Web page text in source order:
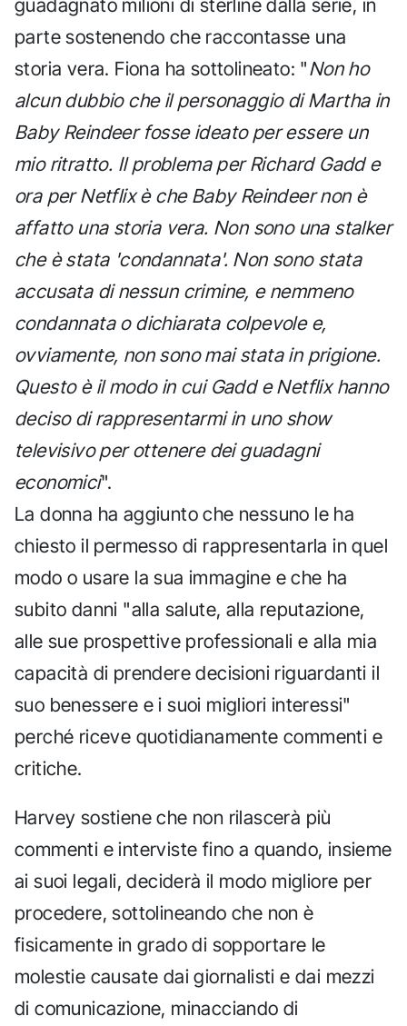
guadagnato milioni di sterline dalla serie, in
parte sostenendo che raccontasse una
storia vera. Fiona ha sottolineato: "Non ho
alcun dubbio che il personaggio di Martha in
Baby Reindeer fosse ideato per essere un
mio ritratto. Il problema per Richard Gadd e
ora per Netflix è che Baby Reindeer non è
affatto una storia vera. Non sono una stalker
che è stata 'condannata'. Non sono stata
accusata di nessun crimine, e nemmeno
condannata o dichiarata colpevole e,
ovviamente, non sono mai stata in prigione.
Questo è il modo in cui Gadd e Netflix hanno
deciso di rappresentarmi in uno show
televisivo per ottenere dei guadagni
economici".
La donna ha aggiunto che nessuno le ha
chiesto il permesso di rappresentarla in quel
modo o usare la sua immagine e che ha
subito danni "alla salute, alla reputazione,
alle sue prospettive professionali e alla mia
capacità di prendere decisioni riguardanti il
suo benessere e i suoi migliori interessi"
perché riceve quotidianamente commenti e
critiche.
Harvey sostiene che non rilascerà più
commenti e interviste fino a quando, insieme
ai suoi legali, deciderà il modo migliore per
procedere, sottolineando che non è
fisicamente in grado di sopportare le
molestie causate dai giornalisti e dai mezzi
di comunicazione, minacciando di